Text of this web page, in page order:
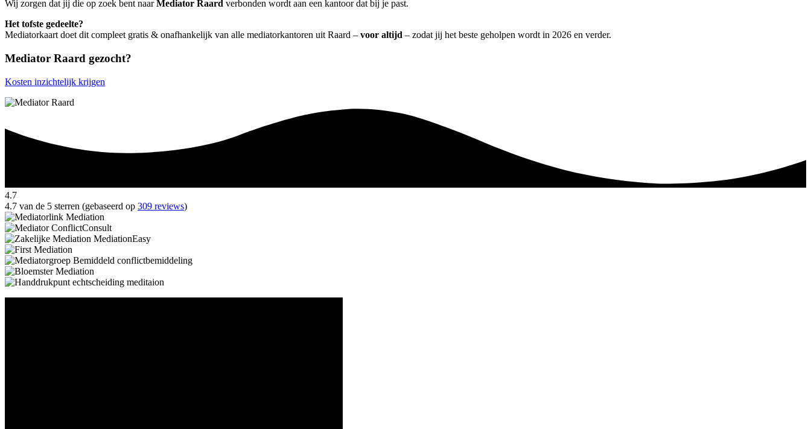
Wij zorgen dat jij die op zoek bent naarMediator Raard verbonden wordt aan een kantoor dat bij je past.
Het tofste gedeelte?
Mediatorkaart doet dit compleet gratis & onafhankelijk van alle mediatorkantoren uit Raard – voor altijd – zodat jij het beste geholpen wordt in 2026 en verder.
Mediator Raard gezocht?
Kosten inzichtelijk krijgen
4.7
4.7 van de 5 sterren (gebaseerd op 309 reviews)